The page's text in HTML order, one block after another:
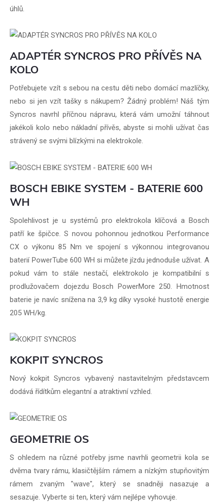
úhlů.
ADAPTÉR SYNCROS PRO PŘÍVĚS NA
KOLO
Potřebujete vzít s sebou na cestu děti nebo domácí mazlíčky,
nebo si jen vzít tašky s nákupem? Žádný problém! Náš tým
Syncros navrhl příčnou nápravu, která vám umožní táhnout
jakékoli kolo nebo nákladní přívěs, abyste si mohli užívat čas
strávený se svými blízkými na elektrokole.
BOSCH EBIKE SYSTEM - BATERIE 600
WH
Spolehlivost je u systémů pro elektrokola klíčová a Bosch
patří ke špičce. S novou pohonnou jednotkou Performance
CX o výkonu 85 Nm ve spojení s výkonnou integrovanou
baterií PowerTube 600 WH si můžete jízdu jednoduše užívat. A
pokud vám to stále nestačí, elektrokolo je kompatibilní s
prodlužovačem dojezdu Bosch PowerMore 250. Hmotnost
baterie je navíc snížena na 3,9 kg díky vysoké hustotě energie
205 WH/kg.
KOKPIT SYNCROS
Nový kokpit Syncros vybavený nastavitelným představcem
dodává řídítkům elegantní a atraktivní vzhled.
GEOMETRIE OS
S ohledem na různé potřeby jsme navrhli geometrii kola se
dvěma tvary rámu, klasičtějším rámem a nízkým stupňovitým
rámem zvaným "wave", který se snadněji nasazuje a
sesazuje. Vyberte si ten, který vám nejlépe vyhovuje.